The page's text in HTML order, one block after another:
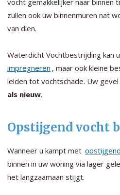
zullen ook uw binnenmuren nat
van dien.
Waterdicht Vochtbestrijding kan
impregneren , maar ook kleine
leiden tot vochtschade. Uw gevel
als nieuw.
Opstijgend vocht
Wanneer u kampt met
binnen in uw woning via lager
het langzaamaan stijgt.